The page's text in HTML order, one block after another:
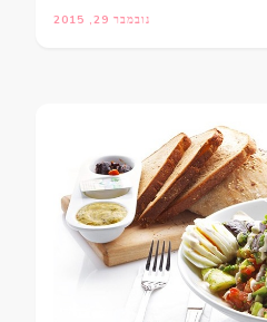
נובמבר 29, 2015